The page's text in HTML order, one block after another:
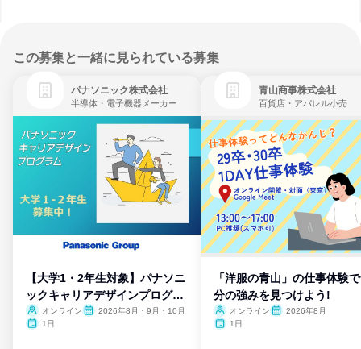
この募集と一緒に見られている募集
パナソニック株式会社
半導体・電子機器メーカー
【大学1・2年生対象】パナソニ
ックキャリアデザインプログラ
ム
オンライン
2026年8月・9月・10月
1日
青山商事株式会社
百貨店・アパレル小売
「洋服の青山」の仕事体験
分の強みを見つけよう!
オンライン
2026年8月
1日